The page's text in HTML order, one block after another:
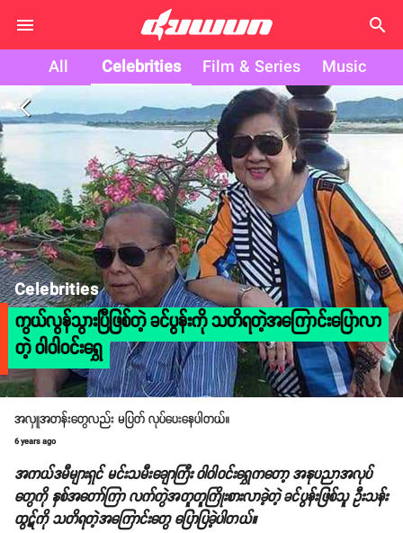
search
All Celebrities Film & Series Music
arrow_back_ios
Celebrities
ကွယ်လွန်သွားပြီဖြစ်တဲ့ ခင်ပွန်းကို သတိရတဲ့အကြောင်းပြောလာ
တဲ့ ဝါဝါဝင်းရွှေ
အလှူအတန်းတွေလည်း မပြတ် လုပ်ပေးနေပါတယ်။
6 years ago
အကယ်ဒမီများရှင် မင်းသမီးချောကြီး ဝါဝါဝင်းရွှေကတော့ အနုပညာအလုပ်
တွေကို နှစ်အတော်ကြာ လက်တွဲအတူတူကြိုးစားလာခဲ့တဲ့ ခင်ပွန်းဖြစ်သူ ဦးသန်း
ထွဋ်ကို သတိရတဲ့အကြောင်းတွေ ပြောပြခဲ့ပါတယ်။